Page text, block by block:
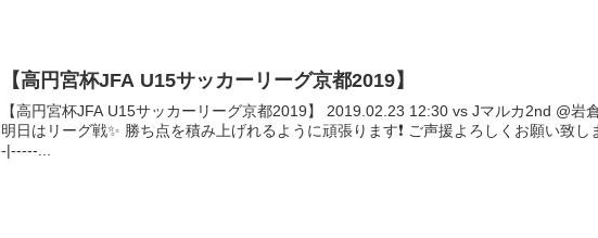
【高円宮杯JFA U15サッカーリーグ京都2019】
【高円宮杯JFA U15サッカーリーグ京都2019】 2019.02.23 12:30 vs Jマルカ2nd @岩
明日はリーグ戦✨ 勝ち点を積み上げれるように頑張ります❗️ ご声援よろしくお願い致し
-|-----...